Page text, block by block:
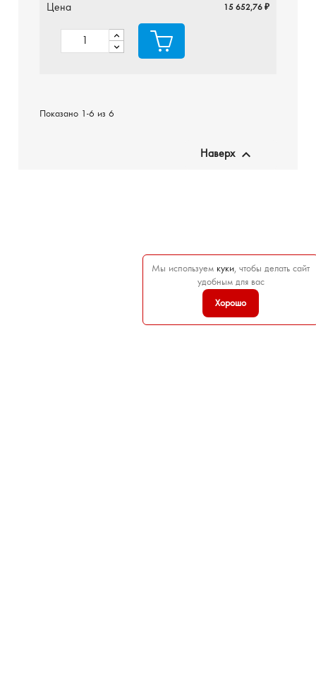
Мы используем куки , чтобы делать сайт
удобным для вас
Хорошо
Цена 15 652,76 ₽
Показано 1-6 из 6
Наверх 